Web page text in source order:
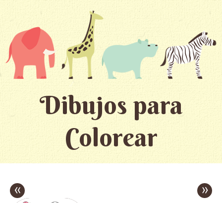
Dibujos para
Colorear
« »